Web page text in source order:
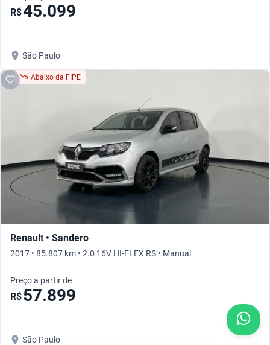
R$45.099
São Paulo
Abaixo da FIPE
Renault • Sandero
2017 • 85.807 km • 2.0 16V HI-FLEX RS • Manual
Preço a partir de
R$57.899
São Paulo